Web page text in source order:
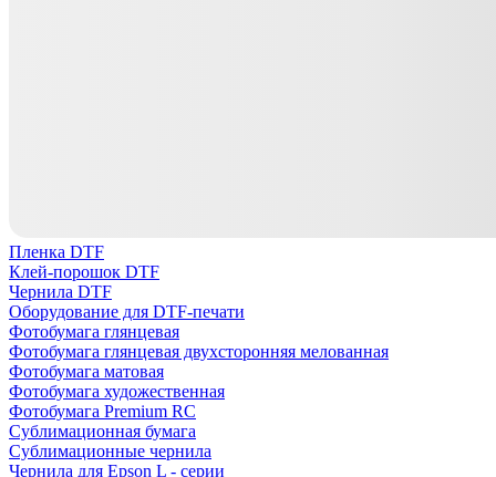
Пленка DTF
Клей-порошок DTF
Чернила DTF
Оборудование для DTF-печати
Фотобумага глянцевая
Фотобумага глянцевая двухсторонняя мелованная
Фотобумага матовая
Фотобумага художественная
Фотобумага Premium RC
Сублимационная бумага
Сублимационные чернила
Чернила для Epson L - серии